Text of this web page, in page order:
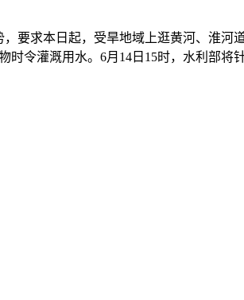
求本日起，受旱地域上逛黄河、淮河
令灌溉用水。6月14日15时，水利部